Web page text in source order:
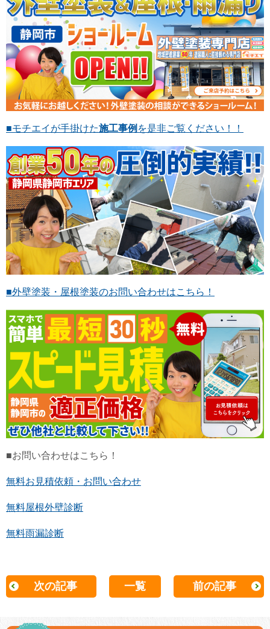
■モチエイが手掛けた施工事例 を是非ご覧ください！！
■外壁塗装・屋根塗装のお問い合わせはこちら！
■お問い合わせはこちら！
無料お見積依頼・お問い合わせ
無料屋根外壁診断
無料雨漏診断
次の記事 一覧 前の記事